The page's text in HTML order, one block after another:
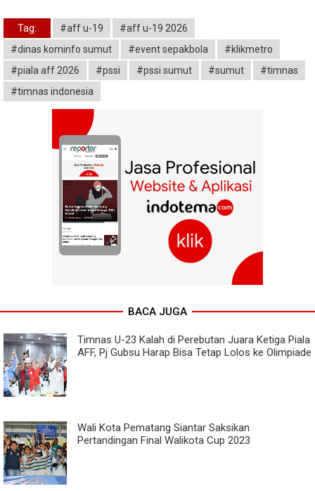
Tag: #aff u-19
#aff u-19 2026
#dinas kominfo sumut
#event sepakbola
#klikmetro
#piala aff 2026
#pssi #pssi sumut #sumut
#timnas
#timnas indonesia
BACA JUGA
Timnas U-23 Kalah di Perebutan Juara Ketiga Piala
AFF, Pj Gubsu Harap Bisa Tetap Lolos ke Olimpiade
Wali Kota Pematang Siantar Saksikan
Pertandingan Final Walikota Cup 2023